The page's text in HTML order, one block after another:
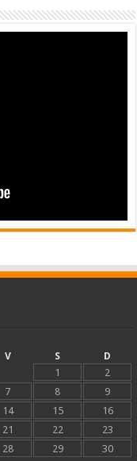
V S
D
1
2
7 8
9
14 15
16
21 22
23
28 29
30